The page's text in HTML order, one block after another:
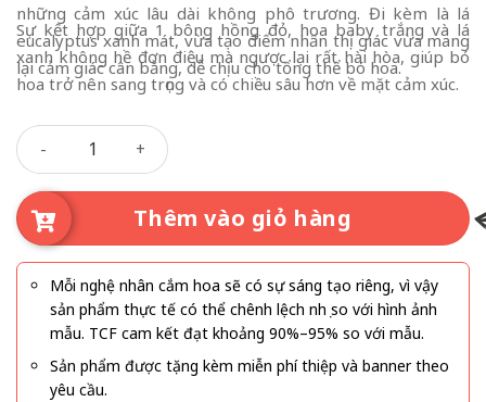
những cảm xúc lâu dài không phô trương. Đi kèm là lá
eucalyptus xanh mát, vừa tạo điểm nhấn thị giác vừa mang
lại cảm giác cân bằng, dễ chịu cho tổng thể bó hoa.
Sự kết hợp giữa 1 bông hồng đỏ, hoa baby trắng và lá
xanh không hề đơn điệu mà ngược lại rất hài hòa, giúp bó
hoa trở nên sang trọng và có chiều sâu hơn về mặt cảm xúc.
Cả Trời Nhung Nhớ số lượng
Thêm vào giỏ hàng
Mỗi nghệ nhân cắm hoa sẽ có sự sáng tạo riêng, vì vậy
sản phẩm thực tế có thể chênh lệch nhẹ so với hình ảnh
mẫu. TCF cam kết đạt khoảng 90%–95% so với mẫu.
Sản phẩm được tặng kèm miễn phí thiệp và banner theo
yêu cầu.